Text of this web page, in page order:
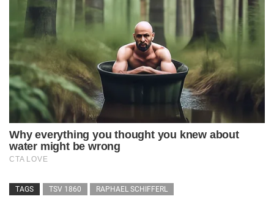
TAGS TSV 1860 RAPHAEL SCHIFFERL